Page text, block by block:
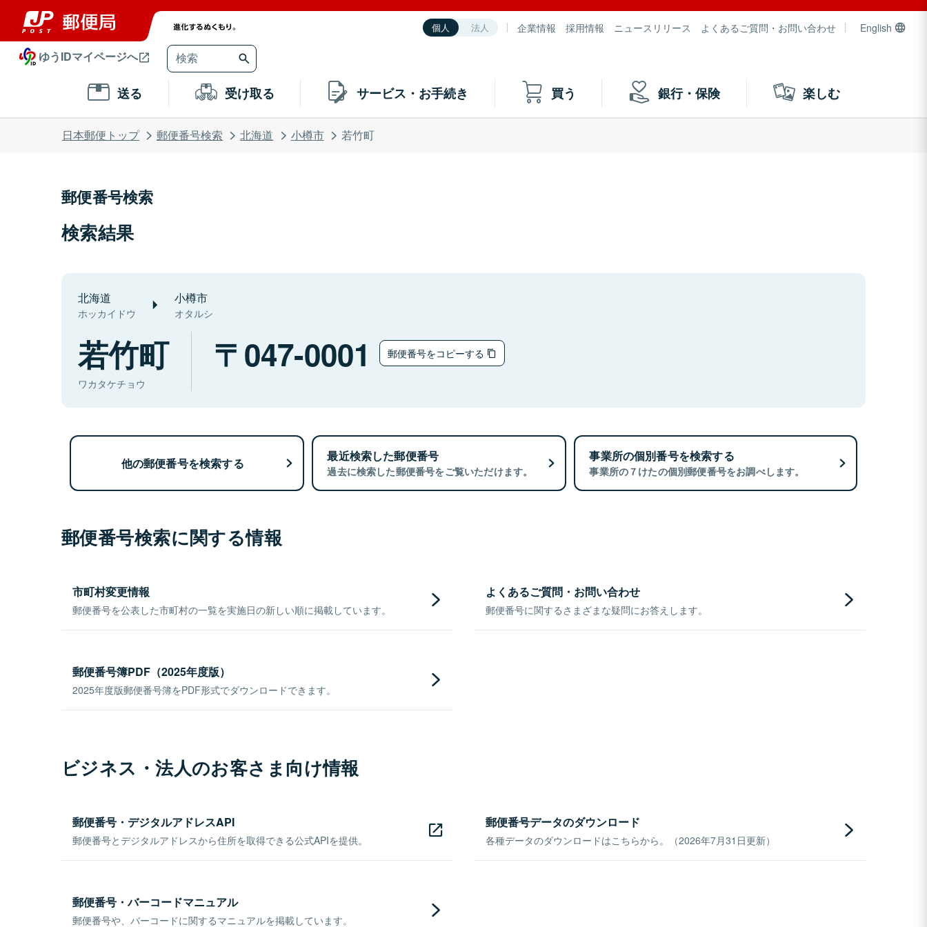
個人 法人 企業情報 採用情報 ニュースリリース よくあるご質問・お問い合わせ English
ゆうIDマイページへ
送る 受け取る サービス・お手続き 買う 銀行・保険 楽しむ
日本郵便トップ 郵便番号検索 北海道 小樽市 若竹町
郵便番号検索
検索結果
北海道
ホッカイドウ
小樽市
オタルシ
若竹町
ワカタケチョウ
047-0001 郵便番号をコピーする
他の郵便番号を検索する 最近検索した郵便番号
過去に検索した郵便番号をご覧いただけます。
事業所の個別番号を検索する
事業所の７けたの個別郵便番号をお調べします。
郵便番号検索に関する情報
市町村変更情報
郵便番号を公表した市町村の一覧を実施日の新しい順に掲載しています。
よくあるご質問・お問い合わせ
郵便番号に関するさまざまな疑問にお答えします。
郵便番号簿PDF（2025年度版）
2025年度版郵便番号簿をPDF形式でダウンロードできます。
ビジネス・法人のお客さま向け情報
郵便番号・デジタルアドレスAPI
郵便番号とデジタルアドレスから住所を取得できる公式APIを提供。
郵便番号データのダウンロード
各種データのダウンロードはこちらから。（2026年7月31日更新）
郵便番号・バーコードマニュアル
郵便番号や、バーコードに関するマニュアルを掲載しています。